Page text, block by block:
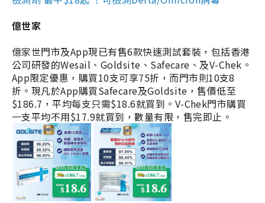
億世家
億家世門市及App現已有售6款快速測試套裝，包括香港
公司研發的Wesail、Goldsite、Safecare、及V-Chek。
App限定優惠，購買10支可享75折，而門市則10支8
折。現凡於App購買Safecare及Goldsite，售價低至
$186.7，平均每支只需$18.6就買到。V-Chek門市購買
一支平均不用$17.9就買到，數量有限，售完即止。